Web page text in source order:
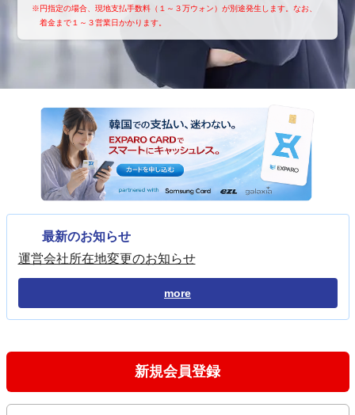
※円指定の場合、現地支払手数料（１～３万ウォン）が別途発生します。なお、
着金まで１～３営業日かかります。
最新のお知らせ
運営会社所在地変更のお知らせ
more
新規会員登録